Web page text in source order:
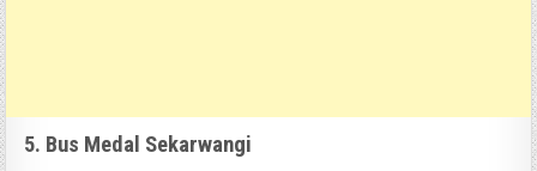
5. Bus Medal Sekarwangi